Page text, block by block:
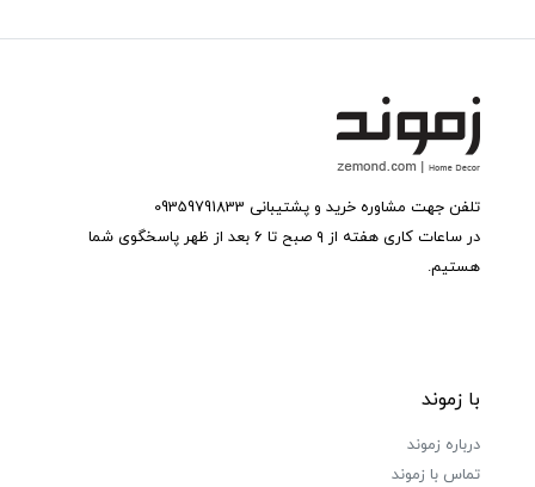
تلفن جهت مشاوره خرید و پشتیبانی 09359791833
در ساعات کاری هفته از ۹ صبح تا ۶ بعد از ظهر پاسخگوی شما
هستیم.
با زموند
درباره زموند
تماس با زموند